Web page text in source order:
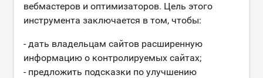
вебмастеров и оптимизаторов. Цель этого
инструмента заключается в том, чтобы:
- дать владельцам сайтов расширенную
информацию о контролируемых сайтах;
- предложить подсказки по улучшению